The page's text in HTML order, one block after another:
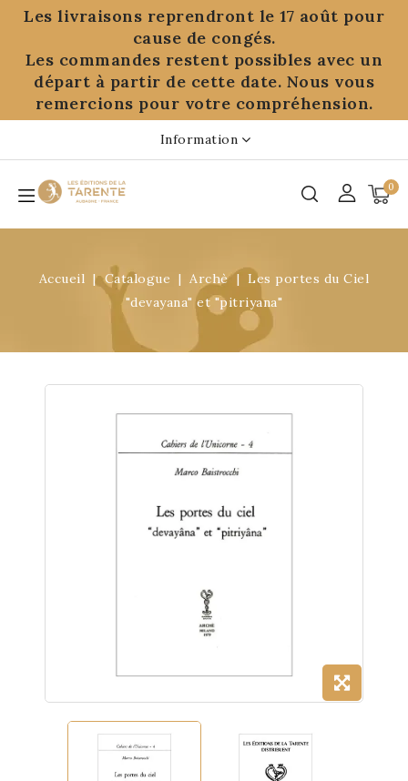
Les livraisons reprendront le 17 août pour
cause de congés.
Les commandes restent possibles avec un
départ à partir de cette date. Nous vous
remercions pour votre compréhension.
Information
0
Accueil Catalogue Archè
Les portes du Ciel
"devayana" et "pitriyana"
Panneau de gestion des cookies